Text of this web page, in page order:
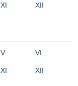
XI XII
V VI
XI XII